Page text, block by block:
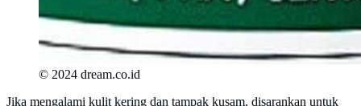
© 2024 dream.co.id
Jika mengalami kulit kering dan tampak kusam, disarankan untuk